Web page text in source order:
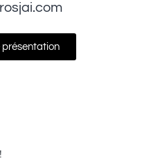
présentation